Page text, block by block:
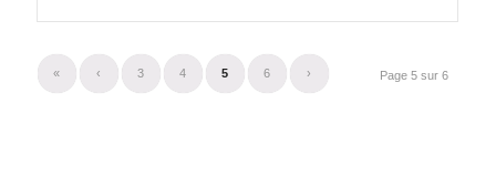
Page 5 sur 6
« ‹ 3 4 5 6 ›